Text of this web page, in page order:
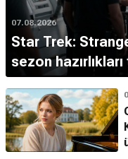
07.08.2026
Star Trek:
sezon